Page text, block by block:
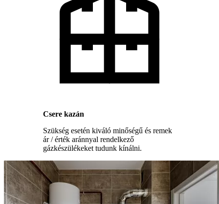
Csere kazán
Szükség esetén kiváló minőségű és remek
ár / érték aránnyal rendelkező
gázkészülékeket tudunk kínálni.